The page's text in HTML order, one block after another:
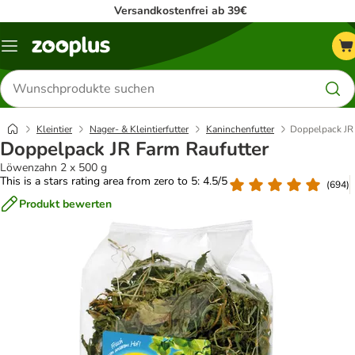
Versandkostenfrei ab 39€
Menü
Produkte
suchen
Kleintier Nager- & Kleintierfutter Kaninchenfutter Doppelpack
Doppelpack JR Farm Raufutter
Löwenzahn 2 x 500 g
This is a stars rating area from zero to 5: 4.5/5
(694)
Produkt bewerten